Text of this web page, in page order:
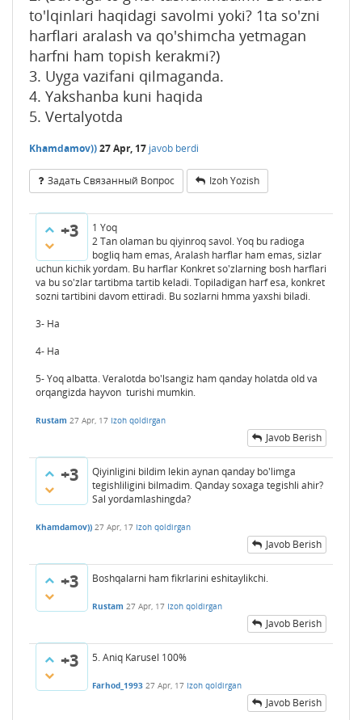
to'lqinlari haqidagi savolmi yoki? 1ta so'zni
harflari aralash va qo'shimcha yetmagan
harfni ham topish kerakmi?)
3. Uyga vazifani qilmaganda.
4. Yakshanba kuni haqida
5. Vertalyotda
Khamdamov))27 Apr, 17 javob berdi
Задать Связанный Вопрос Izoh Yozish
+3
1 Yoq
2 Tan olaman bu qiyinroq savol. Yoq bu radioga
bogliq ham emas, Aralash harflar ham emas, sizlar
uchun kichik yordam. Bu harflar Konkret so'zlarning bosh harflari
va bu so'zlar tartibma tartib keladi. Topiladigan harf esa, konkret
sozni tartibini davom ettiradi. Bu sozlarni hmma yaxshi biladi.
3- Ha
4- Ha
5- Yoq albatta. Veralotda bo'lsangiz ham qanday holatda old va
orqangizda hayvon turishi mumkin.
Rustam 27 Apr, 17 Izoh qoldirgan
Javob Berish
+3
Qiyinligini bildim lekin aynan qanday bo'limga
tegishliligini bilmadim. Qanday soxaga tegishli ahir?
Sal yordamlashingda?
Khamdamov)) 27 Apr, 17 Izoh qoldirgan
Javob Berish
+3 Boshqalarni ham fikrlarini eshitaylikchi.
Rustam 27 Apr, 17 Izoh qoldirgan
Javob Berish
+3 5. Aniq Karusel 100%
Farhod_1993 27 Apr, 17 Izoh qoldirgan
Javob Berish